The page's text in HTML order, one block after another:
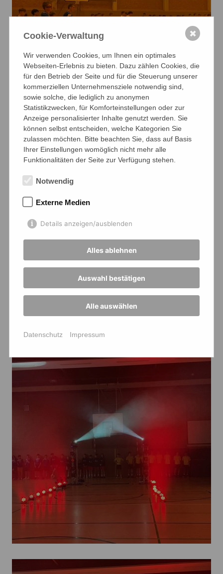
Cookie-Verwaltung
Wir verwenden Cookies, um Ihnen ein optimales
Webseiten-Erlebnis zu bieten. Dazu zählen Cookies, die
für den Betrieb der Seite und für die Steuerung unserer
kommerziellen Unternehmensziele notwendig sind,
sowie solche, die lediglich zu anonymen
Statistikzwecken, für Komforteinstellungen oder zur
Anzeige personalisierter Inhalte genutzt werden. Sie
können selbst entscheiden, welche Kategorien Sie
zulassen möchten. Bitte beachten Sie, dass auf Basis
Ihrer Einstellungen womöglich nicht mehr alle
Funktionalitäten der Seite zur Verfügung stehen.
Notwendig
Externe Medien
Details anzeigen/ausblenden
Alles ablehnen
Auswahl bestätigen
Alle auswählen
Datenschutz Impressum
✖